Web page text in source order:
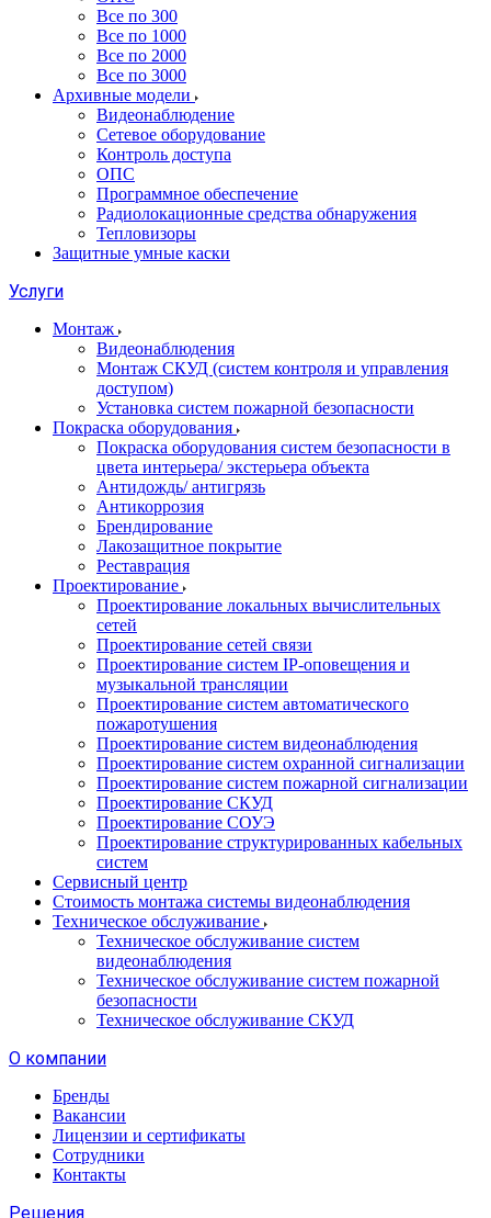
Все по 300
Все по 1000
Все по 2000
Все по 3000
Архивные модели
Видеонаблюдение
Сетевое оборудование
Контроль доступа
ОПС
Программное обеспечение
Радиолокационные средства обнаружения
Тепловизоры
Защитные умные каски
Услуги
Монтаж
Видеонаблюдения
Монтаж СКУД (систем контроля и управления
доступом)
Установка систем пожарной безопасности
Покраска оборудования
Покраска оборудования систем безопасности в
цвета интерьера/ экстерьера объекта
Антидождь/ антигрязь
Антикоррозия
Брендирование
Лакозащитное покрытие
Реставрация
Проектирование
Проектирование локальных вычислительных
сетей
Проектирование сетей связи
Проектирование систем IP-оповещения и
музыкальной трансляции
Проектирование систем автоматического
пожаротушения
Проектирование систем видеонаблюдения
Проектирование систем охранной сигнализации
Проектирование систем пожарной сигнализации
Проектирование СКУД
Проектирование СОУЭ
Проектирование структурированных кабельных
систем
Сервисный центр
Стоимость монтажа системы видеонаблюдения
Техническое обслуживание
Техническое обслуживание систем
видеонаблюдения
Техническое обслуживание систем пожарной
безопасности
Техническое обслуживание СКУД
О компании
Бренды
Вакансии
Лицензии и сертификаты
Сотрудники
Контакты
Решения